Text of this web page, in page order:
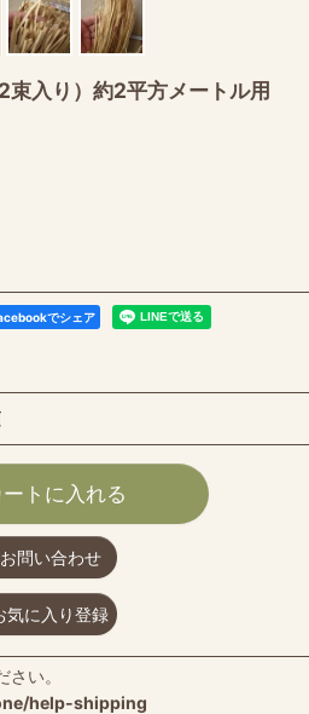
入り）約2平方メートル用
でシェア
ートに入れる
お問い合わせ
気に入り登録
い。
help-shipping